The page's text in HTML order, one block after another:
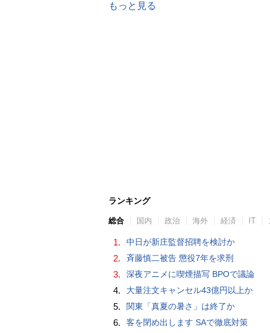
もっと見る
ランキング
総合 国内 政治 海外 経済 IT
1. 中日が新庄監督招聘を検討か
2. 斉藤慎二被告 懲役7年を求刑
3. 深夜アニメに喫煙描写 BPOで議論
4. 大量注文キャンセル43億円以上か
5. 関東「真夏の暑さ」は終了か
6. 客を閉め出します SAで徹底対策